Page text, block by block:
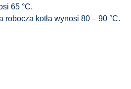
65 °C.
robocza kotła wynosi 80 – 90 °C.